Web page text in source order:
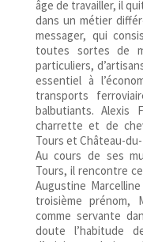
âge de travailler, il
dans un métier
messager, qui
toutes sortes de
particuliers,
essentiel à
transports
balbutiants. Alexis
charrette et de
Tours et Château-
Au cours de ses
Tours, il rencontre
Augustine
troisième prénom,
comme servante
doute l’habitude